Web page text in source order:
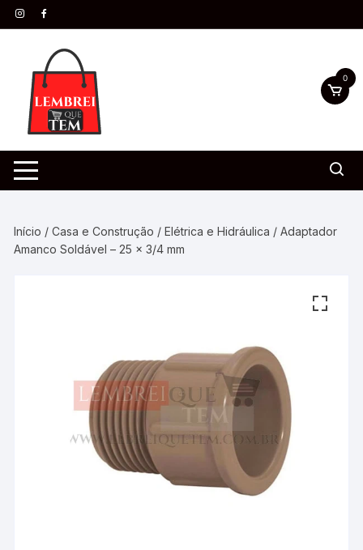
0
Início /Casa e Construção /Elétrica e Hidráulica / Adaptador
Amanco Soldável – 25 x 3/4 mm